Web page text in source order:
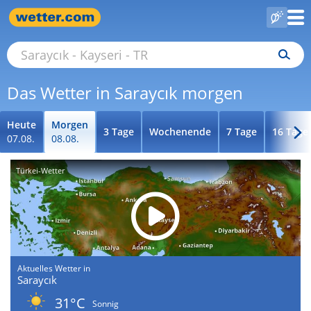
Das Wetter in Saraycık morgen
Heute
07.08.
Morgen
08.08.
3 Tage Wochenende 7 Tage 16 Tage
Türkei-Wetter
Aktuelles Wetter in
Saraycık
31°C
Sonnig